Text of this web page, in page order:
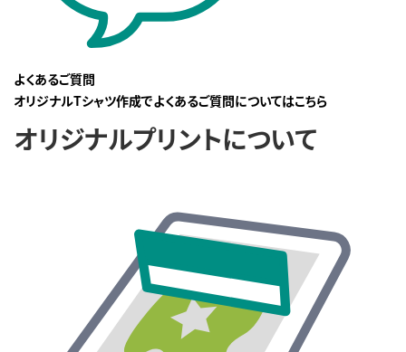
よくあるご質問
オリジナルTシャツ作成でよくあるご質問についてはこちら
オリジナルプリントについて